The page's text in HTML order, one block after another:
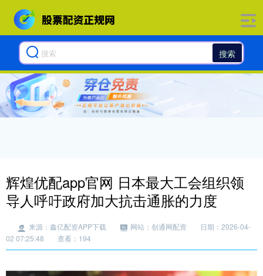
搜索
辉煌优配app官网 日本最大工会组织领
导人呼吁政府加大抗击通胀的力度
来源：鑫亿配资APP下载 网站：创通网配资
日期：2026-04-
02 07:25:48
查看：194